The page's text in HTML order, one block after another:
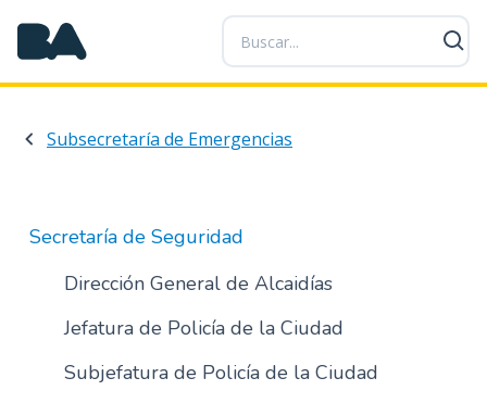
P
a
s
a
a
t
n
d
Subsecretaría de Emergencias
Secretaría de Seguridad
Dirección General de Alcaidías
Jefatura de Policía de la Ciudad
Subjefatura de Policía de la Ciudad